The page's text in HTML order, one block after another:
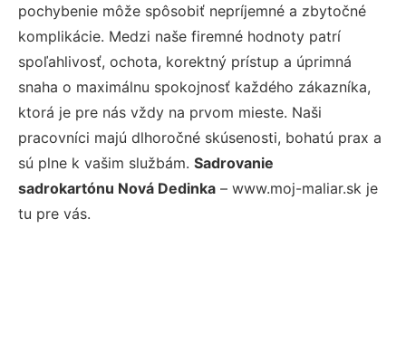
pochybenie môže spôsobiť nepríjemné a zbytočné
komplikácie. Medzi naše firemné hodnoty patrí
spoľahlivosť, ochota, korektný prístup a úprimná
snaha o maximálnu spokojnosť každého zákazníka,
ktorá je pre nás vždy na prvom mieste. Naši
pracovníci majú dlhoročné skúsenosti, bohatú prax a
sú plne k vašim službám. Sadrovanie
sadrokartónu Nová Dedinka – www.moj-maliar.sk je
tu pre vás.